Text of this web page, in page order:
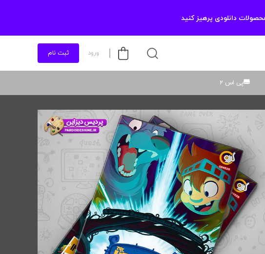
دانلودی پرهیز کنید
ورود ثبت نام
پی اس 2